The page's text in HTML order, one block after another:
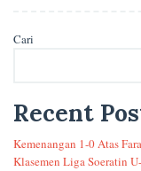
Cari
Recent
Kemenangan 1-0 Atas
Klasemen Liga Soeratin